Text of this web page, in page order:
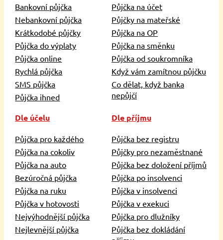
Bankovní půjčka
Nebankovní půjčka
Krátkodobé půjčky
Půjčka do výplaty
Půjčka online
Rychlá půjčka
SMS půjčka
Půjčka ihned
Půjčka na účet
Půjčky na mateřské
Půjčka na OP
Půjčka na směnku
Půjčka od soukromníka
Když vám zamítnou půjčku
Co dělat, když banka
nepůjčí
Dle účelu
Půjčka pro každého
Půjčka na cokoliv
Půjčka na auto
Bezúročná půjčka
Půjčka na ruku
Půjčka v hotovosti
Nejvýhodnější půjčka
Nejlevnější půjčka
Dle příjmu
Půjčka bez registru
Půjčky pro nezaměstnané
Půjčka bez doložení příjmů
Půjčka po insolvenci
Půjčka v insolvenci
Půjčka v exekuci
Půjčka pro dlužníky
Půjčka bez dokládání